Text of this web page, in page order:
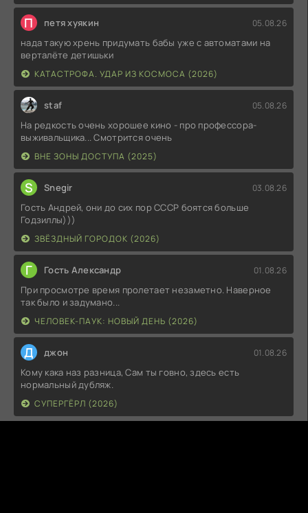
П петя хуякин 05.08.26
нада такую хрень придумать бабы уже с автоматами на
верталёте детишьки
КАТАСТРОФА. УДАР ИЗ КОСМОСА (2026)
staf 05.08.26
На редкость очень хорошее кино - про профессора-
выживальщика... Смотрится очень
ВНЕ ЗОНЫ ДОСТУПА (2025)
S Snegir 03.08.26
Гость Андрей, они до сих пор СССР боятся больше
Годзиллы)))
ЗВЁЗДНЫЙ ГОРОДОК (2026)
Г Гость Александр 01.08.26
При просмотре время пролетает незаметно. Наверное
так было и задумано...
ЧЕЛОВЕК-ПАУК: НОВЫЙ ДЕНЬ (2026)
Д джон 01.08.26
Кому кака наз разница, Сам ты говно, здесь есть
нормальный дубляж.
СУПЕРГЁРЛ (2026)